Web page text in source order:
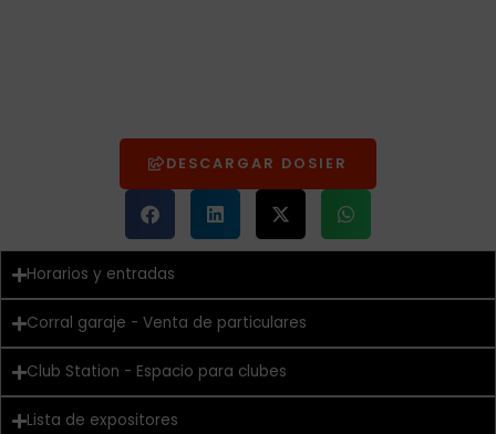
DESCARGAR DOSIER
Horarios y entradas
Corral garaje - Venta de particulares
Club Station - Espacio para clubes
Lista de expositores